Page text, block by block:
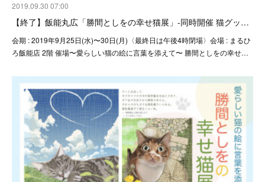
2019.09.30 07:00
【終了】飯能丸広「勝間としをの幸せ猫展」-同時開催 猫グッ…
会期 : 2019年9月25日(水)〜30日(月)〈最終日は午後4時閉場〉会場 : まるひ
ろ飯能店 2階 催場〜愛らしい猫の絵に言葉を添えて〜 勝間としをの幸せ…